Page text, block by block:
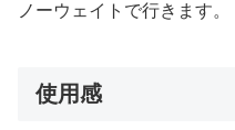
ノーウェイトで行きます。
使用感